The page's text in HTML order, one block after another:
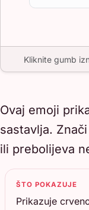
Kliknite gumb
Ovaj emoji
sastavlja.
ili prebolijeva
ŠTO POKAZUJE
Prikazuje